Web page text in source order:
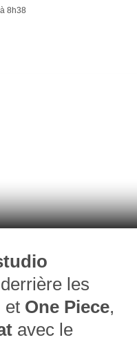
8h38
les
et One Piece,
avec le